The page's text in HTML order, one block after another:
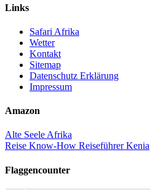
Links
Safari Afrika
Wetter
Kontakt
Sitemap
Datenschutz Erklärung
Impressum
Amazon
Alte Seele Afrika
Reise Know-How Reiseführer Kenia
Flaggencounter